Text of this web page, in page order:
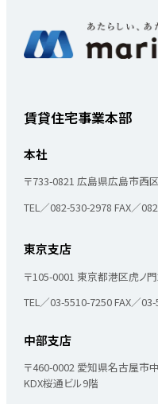
賃貸住宅事業本部
本社
〒733-0821 広島県広島市西
TEL／082-530-2978 FAX／
東京支店
〒105-0001 東京都港区虎ノ
TEL／03-5510-7250FAX／
中部支店
〒460-0002 愛知県名古屋市
KDX桜通ビル9階